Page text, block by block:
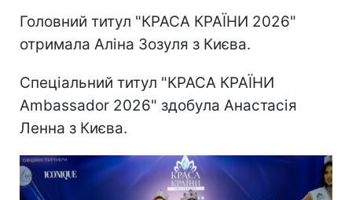
Головний титул "КРАСА КРАЇНИ 2026"
отримала Аліна Зозуля з Києва.
Спеціальний титул "КРАСА КРАЇНИ
Ambassador 2026" здобула Анастасія
Ленна з Києва.